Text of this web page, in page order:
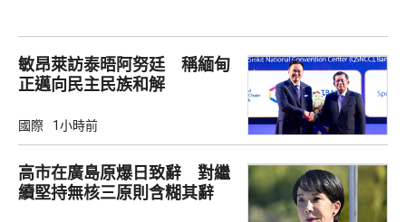
敏昂萊訪泰晤阿努廷 稱緬甸
正邁向民主民族和解
國際 1小時前
高市在廣島原爆日致辭 對繼
續堅持無核三原則含糊其辭